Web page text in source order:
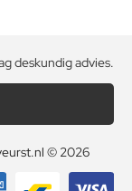
deskundig advies.
© 2026